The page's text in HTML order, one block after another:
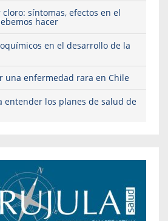
síntomas, efectos en el
hacer
en el desarrollo de la
una enfermedad rara en Chile
entender los planes de salud de